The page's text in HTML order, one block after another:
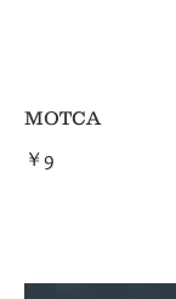
MOTCA
￥9